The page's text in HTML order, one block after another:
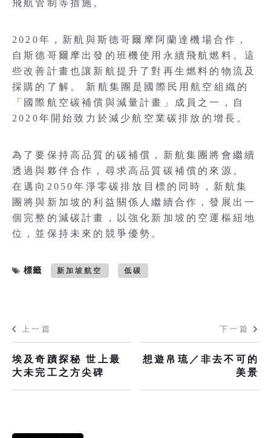
飛航管制等措施。
2020年，新航與斯德哥爾摩阿蘭達機場合作，
自斯德哥爾摩出發的班機使用永續飛航燃料。這
些改善計畫也讓新航提升了對再生燃料的物流及
採購的了解。 新航集團是國際民用航空組織的
「國際航空碳補償與減量計畫」成員之一，自
2020年開始致力於減少航空業碳排放的增長。
為了要保持高品質的碳補償，新航集團將會繼續
透過與夥伴合作，尋求高品質碳補償的來源。
在邁向2050年淨零碳排放目標的同時，新航集
團將與新加坡的利益關係人繼續合作，發展出一
個完整的減碳計畫，以強化新加坡的空運樞紐地
位，並保持未來的競爭優勢。
標籤 新加坡航空 低碳
上一篇
埃及奇蹟探秘 世上最
大未完工之方尖碑
下一篇
想遊帛琉／非去不可的
美景